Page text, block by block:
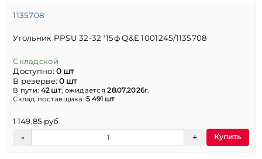
1135708
Угольник PPSU 32-32 '15ф Q&E 1001245/1135708
Складской
Доступно:0 шт
В резерве:0 шт
В пути: 42 шт, ожидается28.07.2026г.
Склад поставщика:5 491 шт
1 149,85 руб.
Купить